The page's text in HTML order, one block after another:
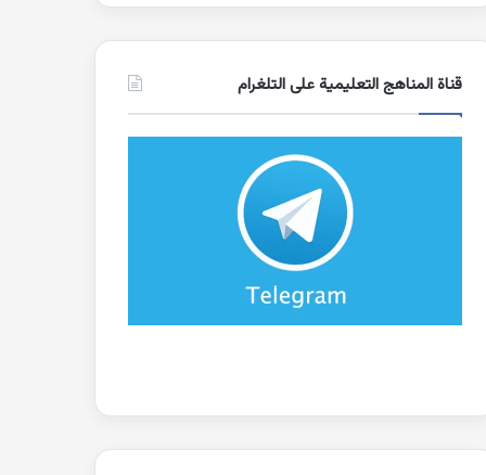
قناة المناهج التعليمية على التلغرام